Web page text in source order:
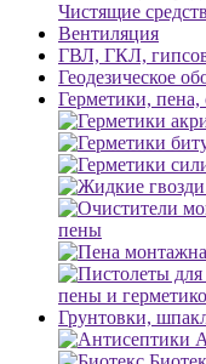
Чистящие
Вентиляция
ГВЛ, ГКЛ,
Геодезическое
Герметики, пена,
пены
пены и
Грунтовки,